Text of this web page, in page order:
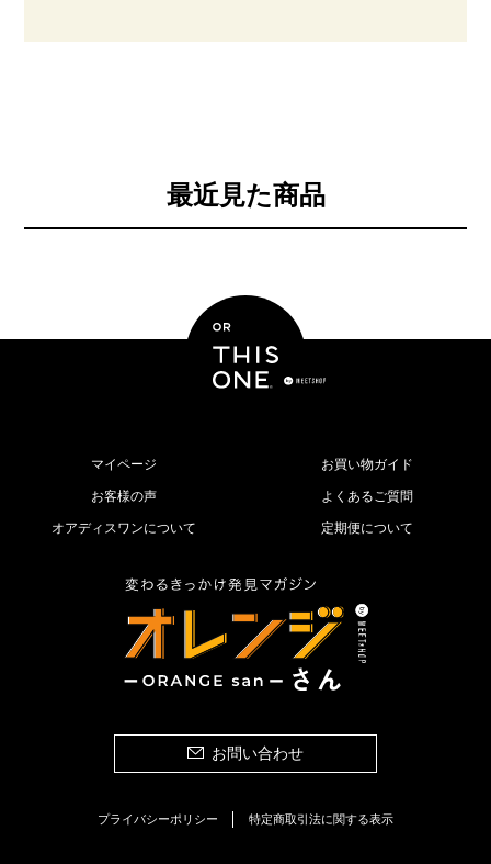
最近見た商品
マイページ お買い物ガイド
お客様の声 よくあるご質問
オアディスワンについて 定期便について
お問い合わせ
プライバシーポリシー 特定商取引法に関する表示